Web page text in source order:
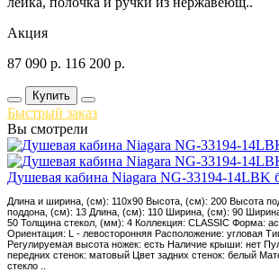
Акция
87 090 р. 116 200 р.
Купить
Быстрый заказ
Вы смотрели
Душевая кабина Niagara NG-33194-14LBK
Длина и ширина, (см): 110x90 Высота, (см): 200 Высота
поддона, (см): 13 Длина, (см): 110 Ширина, (см): 90
50 Толщина стекол, (мм): 4 Коллекция: CLASSIC Форма:
Ориентация: L - левосторонняя Расположение: угловая
Регулируемая высота ножек: есть Наличие крыши: нет
передних стенок: матовый Цвет задних стенок: белый
стекло ..